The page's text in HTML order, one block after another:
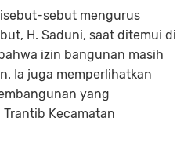
sebut mengurus
H. Saduni, saat ditemui di
izin bangunan masih
Ia juga memperlihatkan
yang
Kecamatan